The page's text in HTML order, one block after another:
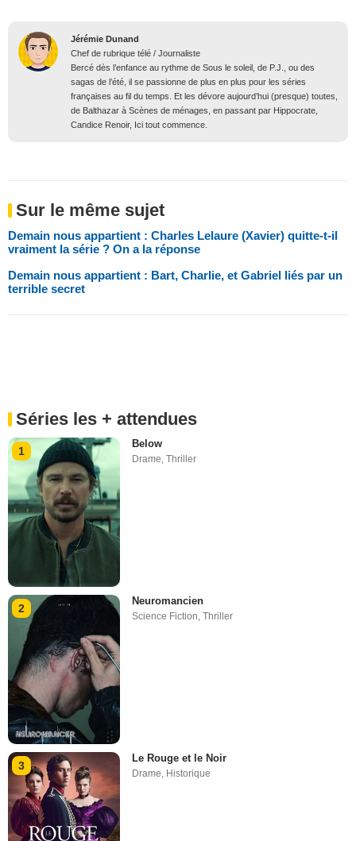
Jérémie Dunand
Chef de rubrique télé / Journaliste
Bercé dès l’enfance au rythme de Sous le soleil, de P.J., ou des
sagas de l’été, il se passionne de plus en plus pour les séries
françaises au fil du temps. Et les dévore aujourd’hui (presque) toutes,
de Balthazar à Scènes de ménages, en passant par Hippocrate,
Candice Renoir, Ici tout commence.
Sur le même sujet
Demain nous appartient : Charles Lelaure (Xavier) quitte-t-il
vraiment la série ? On a la réponse
Demain nous appartient : Bart, Charlie, et Gabriel liés par un
terrible secret
Séries les + attendues
1
Below
Drame ,Thriller
2
Neuromancien
Science Fiction,Thriller
3
Le Rouge et le Noir
Drame, Historique